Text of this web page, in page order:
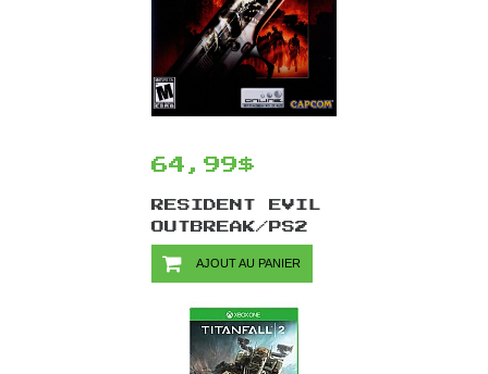
64,99$
RESIDENT EVIL
OUTBREAK/PS2
AJOUT AU PANIER